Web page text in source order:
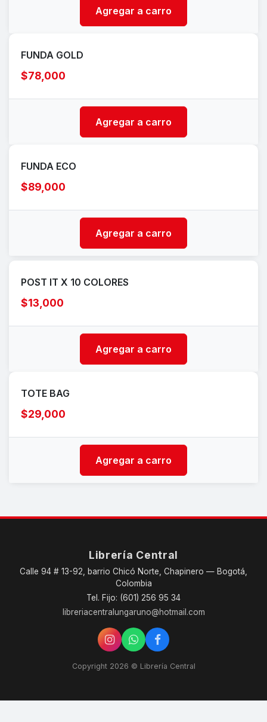
Agregar a carro
FUNDA GOLD
$78,000
Agregar a carro
FUNDA ECO
$89,000
Agregar a carro
POST IT X 10 COLORES
$13,000
Agregar a carro
TOTE BAG
$29,000
Agregar a carro
Librería Central
Calle 94 # 13-92, barrio Chicó Norte, Chapinero — Bogotá,
Colombia
Tel. Fijo: (601) 256 95 34
libreriacentralungaruno@hotmail.com
Copyright 2026 © Librería Central